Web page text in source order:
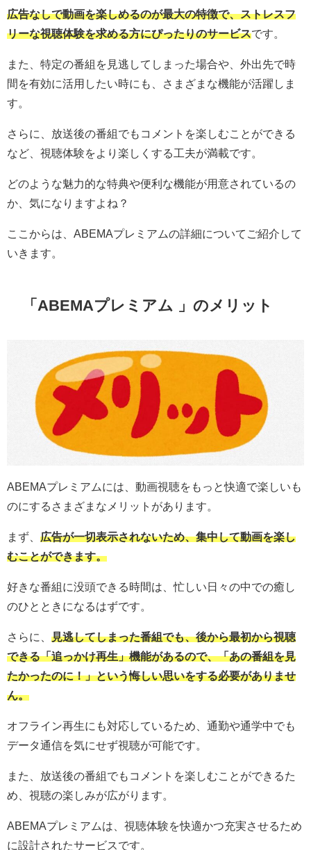
広告なしで動画を楽しめるのが最大の特徴で、ストレスフ
リーな視聴体験を求める方にぴったりのサービスです。
また、特定の番組を見逃してしまった場合や、外出先で時
間を有効に活用したい時にも、さまざまな機能が活躍しま
す。
さらに、放送後の番組でもコメントを楽しむことができる
など、視聴体験をより楽しくする工夫が満載です。
どのような魅力的な特典や便利な機能が用意されているの
か、気になりますよね？
ここからは、ABEMAプレミアムの詳細についてご紹介して
いきます。
「ABEMAプレミアム 」のメリット
ABEMAプレミアムには、動画視聴をもっと快適で楽しいも
のにするさまざまなメリットがあります。
まず、 広告が一切表示されないため、集中して動画を楽し
むことができます。
好きな番組に没頭できる時間は、忙しい日々の中での癒し
のひとときになるはずです。
さらに、 見逃してしまった番組でも、後から最初から視聴
できる「追っかけ再生」機能があるので、「あの番組を見
たかったのに！」という悔しい思いをする必要がありませ
ん。
オフライン再生にも対応しているため、通勤や通学中でも
データ通信を気にせず視聴が可能です。
また、放送後の番組でもコメントを楽しむことができるた
め、視聴の楽しみが広がります。
ABEMAプレミアムは、視聴体験を快適かつ充実させるため
に設計されたサービスです。